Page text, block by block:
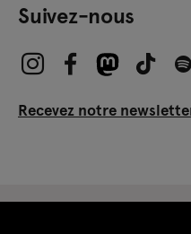
Suivez-nous
Recevez notre